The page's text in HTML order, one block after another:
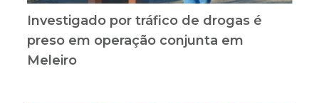
Investigado por tráfico de drogas é
preso em operação conjunta em
Meleiro